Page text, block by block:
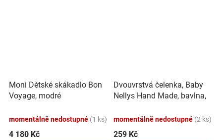
Moni Dětské skákadlo Bon
Voyage, modré
momentálně nedostupné (1 ks)
4 180 Kč
Dvouvrstvá čelenka, Baby
Nellys Hand Made, bavlna,
růžová, 80/98
momentálně nedostupné (2 ks)
259 Kč